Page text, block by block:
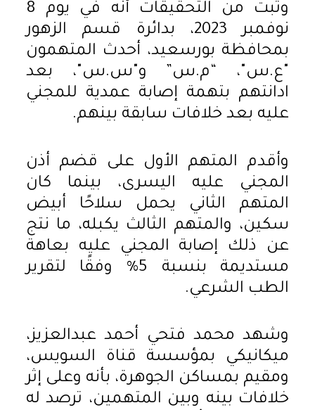
وثبت من التحقيقات أنه في يوم 8
نوفمبر 2023، بدائرة قسم الزهور
بمحافظة بورسعيد، أحدث المتهمون
"ع.س"، “م.س” و"س.س"، بعد
ادانتهم بتهمة إصابة عمدية للمجني
عليه بعد خلافات سابقة بينهم.
وأقدم المتهم الأول على قضم أذن
المجني عليه اليسرى، بينما كان
المتهم الثاني يحمل سلاحًا أبيض
سكين، والمتهم الثالث يكبله، ما نتج
عن ذلك إصابة المجني عليه بعاهة
مستديمة بنسبة 5% وفقًا لتقرير
الطب الشرعي.
وشهد محمد فتحي أحمد عبدالعزيز،
ميكانيكي بمؤسسة قناة السويس،
ومقيم بمساكن الجوهرة، بأنه وعلى إثر
خلافات بينه وبين المتهمين، ترصد له